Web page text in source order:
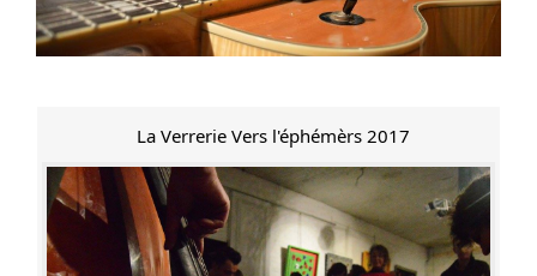
La Verrerie Vers l'éphémèrs 2017